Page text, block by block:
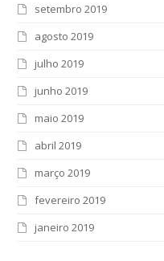
setembro 2019
agosto 2019
julho 2019
junho 2019
maio 2019
abril 2019
março 2019
fevereiro 2019
janeiro 2019